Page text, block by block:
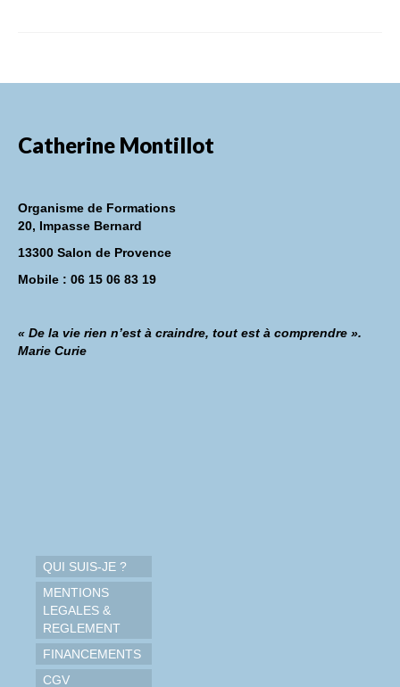
Catherine Montillot
Organisme de Formations
20, Impasse Bernard
13300 Salon de Provence
Mobile : 06 15 06 83 19
« De la vie rien n’est à craindre, tout est à comprendre ».
Marie Curie
QUI SUIS-JE ?
MENTIONS
LEGALES &
REGLEMENT
FINANCEMENTS
CGV